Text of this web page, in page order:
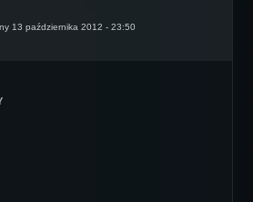
13 października 2012 - 23:50